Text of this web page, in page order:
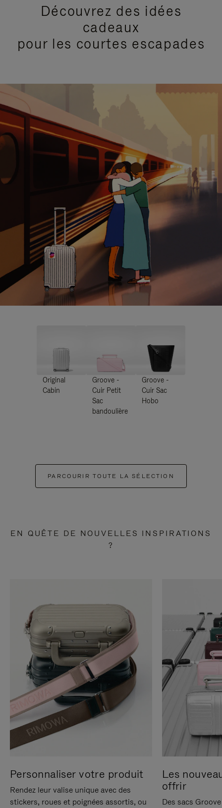
Découvrez des idées
cadeaux
pour les courtes escapades
Original
Cabin
Groove -
Cuir Petit
Sac
bandoulière
Groove -
Cuir Sac
Hobo
PARCOURIR TOUTE LA SÉLECTION
EN QUÊTE DE NOUVELLES INSPIRATIONS
?
Personnaliser votre produit
Rendez leur valise unique avec des
stickers, roues et poignées assortis, ou
Les
offrir
Des sacs